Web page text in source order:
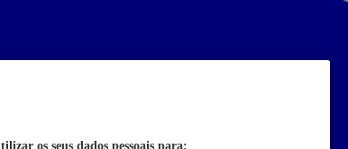
os seus dados pessoais para: